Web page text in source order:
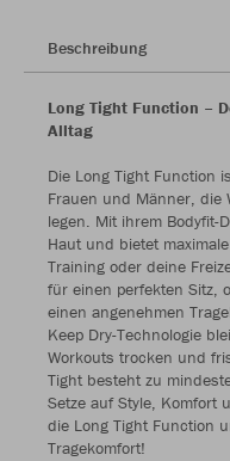
Beschreibung
Long Tight Function –
Alltag
Die Long Tight Function
Frauen und Männer, die
legen. Mit ihrem Bodyfit-
Haut und bietet
Training oder deine
für einen perfekten Sitz,
einen angenehmen
Keep Dry-Technologie
Workouts trocken und
Tight besteht zu
Setze auf Style, Komfort
die Long Tight Function
Tragekomfort!